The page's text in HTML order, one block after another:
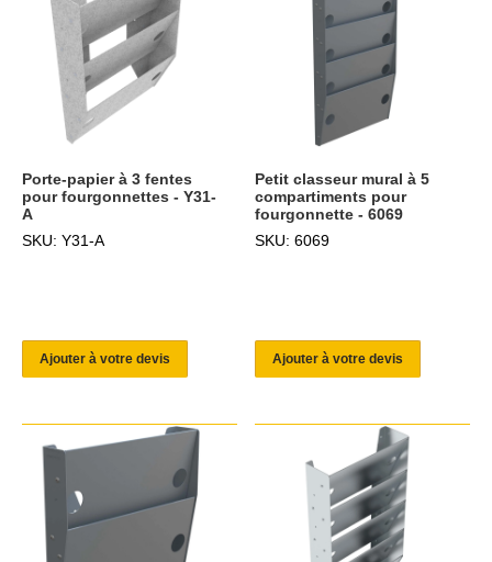
Porte-papier à 3 fentes
pour fourgonnettes - Y31-
A
SKU: Y31-A
Ajouter à votre devis
Petit classeur mural à 5
compartiments pour
fourgonnette - 6069
SKU: 6069
Ajouter à votre devis